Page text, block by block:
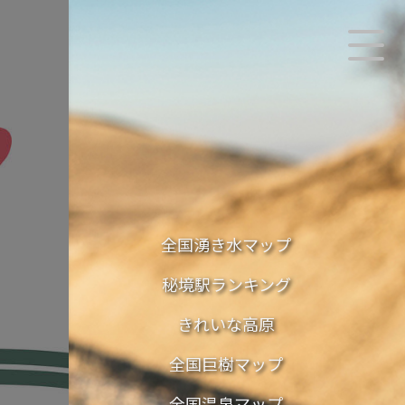
全国湧き水マップ
秘境駅ランキング
きれいな高原
全国巨樹マップ